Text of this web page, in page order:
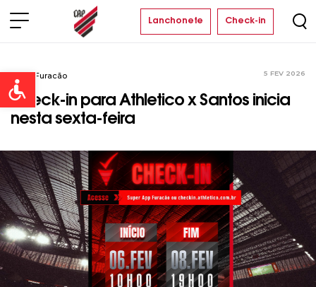
Open toolbar
Lanchonete Check-in
Sócio Furacão 5 FEV 2026
Check-in para Athletico x Santos inicia
nesta sexta-feira